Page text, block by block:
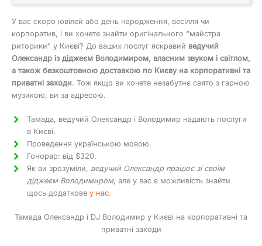
У вас скоро ювілей або день народження, весілля чи
корпоратив, і ви хочете знайти оригінального “майстра
риторики” у Києві? До ваших послуг яскравий ведучий
Олександр із діджеєм Володимиром, власним звуком і світлом,
а також безкоштовною доставкою по Києву на корпоративні та
приватні заходи. Тож якщо ви хочете незабутнє свято з гарною
музикою, ви за адресою.
Тамада, ведучий Олександр і Володимир надають послуги
в Києві.
Проведення українською мовою.
Гонорар: від $320.
Як ви зрозуміли, ведучий Олександр працює зі своїм
діджеєм Володимиром, але у вас є можливість знайти
щось додаткове у нас.
Тамада Олександр і DJ Володимир у Києві на корпоративні та
приватні заходи